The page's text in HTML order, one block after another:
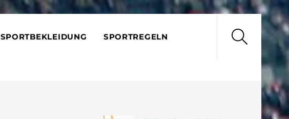
Search
SPORTBEKLEIDUNG SPORTREGELN